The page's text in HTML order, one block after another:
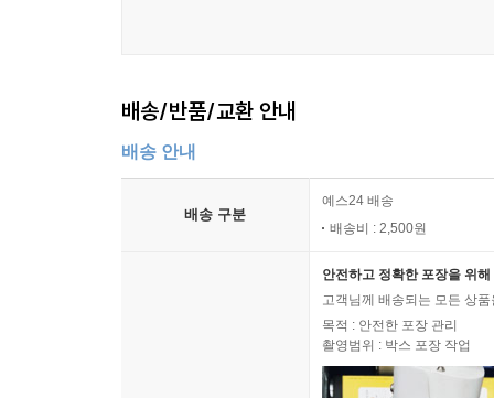
배송/반품/교환 안내
배송 안내
배송 구분
예스24 배송
배송비 : 2,500원
안전하고 정확한 포장을 위
고객님께 배송되는 모든 상
목적 : 안전한 포장 관리
촬영범위 : 박스 포장 작업